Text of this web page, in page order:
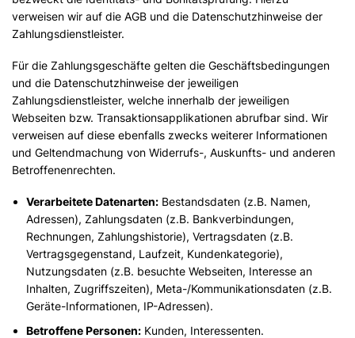
verweisen wir auf die AGB und die Datenschutzhinweise der
Zahlungsdienstleister.
Für die Zahlungsgeschäfte gelten die Geschäftsbedingungen
und die Datenschutzhinweise der jeweiligen
Zahlungsdienstleister, welche innerhalb der jeweiligen
Webseiten bzw. Transaktionsapplikationen abrufbar sind. Wir
verweisen auf diese ebenfalls zwecks weiterer Informationen
und Geltendmachung von Widerrufs-, Auskunfts- und anderen
Betroffenenrechten.
Verarbeitete Datenarten:Bestandsdaten (z.B. Namen,
Adressen), Zahlungsdaten (z.B. Bankverbindungen,
Rechnungen, Zahlungshistorie), Vertragsdaten (z.B.
Vertragsgegenstand, Laufzeit, Kundenkategorie),
Nutzungsdaten (z.B. besuchte Webseiten, Interesse an
Inhalten, Zugriffszeiten), Meta-/Kommunikationsdaten (z.B.
Geräte-Informationen, IP-Adressen).
Betroffene Personen:Kunden, Interessenten.